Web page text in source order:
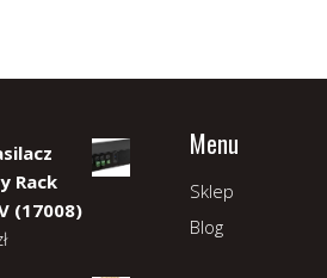
Rack
(17008)
Menu
Sklep
Blog